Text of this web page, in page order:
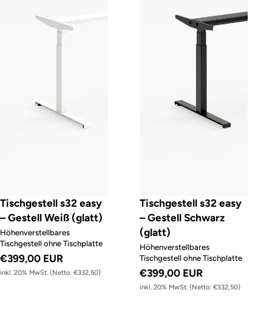
Tischgestell s32 easy
– Gestell Weiß (glatt)
Höhenverstellbares
Tischgestell ohne Tischplatte
€399,00 EUR
inkl. 20% MwSt. (Netto: €332,50)
Tischgestell s32 easy
– Gestell Schwarz
(glatt)
Höhenverstellbares
Tischgestell ohne Tischplatte
€399,00 EUR
inkl. 20% MwSt. (Netto: €332,50)